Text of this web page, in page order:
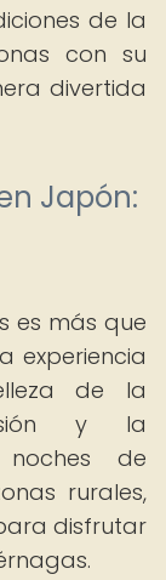
de la
con su
divertida
Japón:
es más que
experiencia
de la
y la
noches de
rurales,
disfrutar